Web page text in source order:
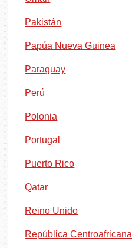
Pakistán
Papúa Nueva Guinea
Paraguay
Perú
Polonia
Portugal
Puerto Rico
Qatar
Reino Unido
República Centroafricana